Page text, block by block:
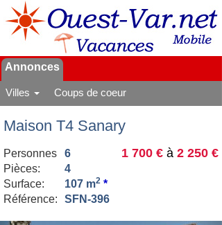
Annonces
Villes Coups de coeur
Maison T4 Sanary
1 700 € à 2 250 €
Personnes
6
Pièces:
4
Surface:
107 m2 *
Référence:
SFN-396